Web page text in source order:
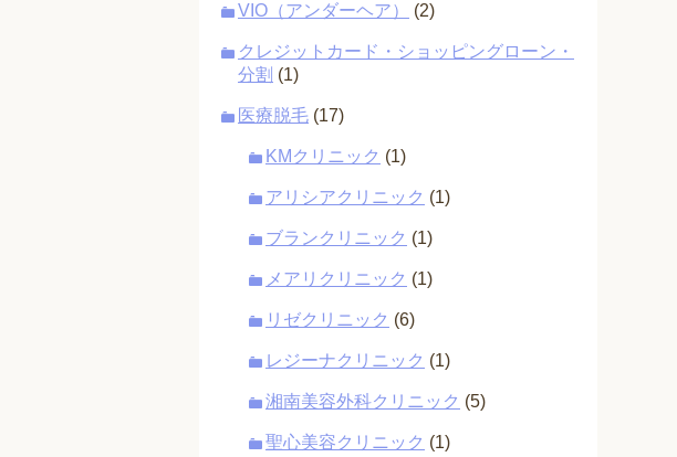
VIO（アンダーヘア） (2)
クレジットカード・ショッピングローン・
分割 (1)
医療脱毛 (17)
KMクリニック (1)
アリシアクリニック (1)
ブランクリニック (1)
メアリクリニック (1)
リゼクリニック (6)
レジーナクリニック (1)
湘南美容外科クリニック (5)
聖心美容クリニック (1)